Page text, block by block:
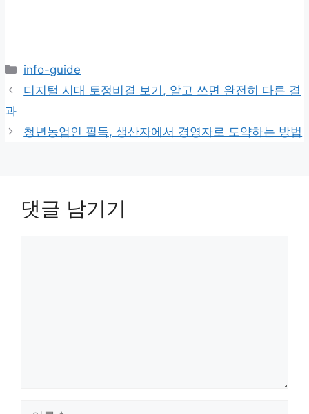
카
테
고
info-guide
디지털 시대 토정비결 보기, 알고 쓰면 완전히 다른 결
과
청년농업인 필독, 생산자에서 경영자로 도약하는 방법
댓글 남기기